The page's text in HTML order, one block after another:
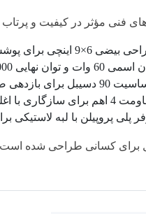
فنی مؤثر در کیفیت و
6×9 اینچی برای پوشش صوتی گسترده
60 وات و توان نهایی 1000 وات
برای بازدهی صوتی بالا
سازگاری با اغلب پخش‌کننده‌ های خودرو
پلی‌ پروپیلن با لبه لاستیکی
برای کسانی طراحی شده